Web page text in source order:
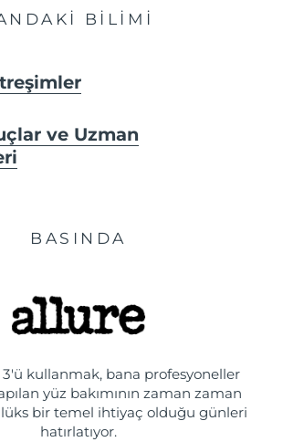
BİLİMİ
ve Uzman
BASINDA
kullanmak, bana profesyoneller
yüz bakımının zaman zaman
lüks bir temel ihtiyaç olduğu günleri
hatırlatıyor.